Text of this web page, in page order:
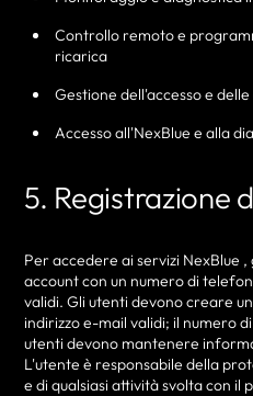
Controllo remoto e
ricarica
Gestione dell'accesso e
Accesso all'NexBlue e alla
5. Registrazione
Per accedere ai servizi NexBlue
account con un numero di
validi. Gli utenti devono creare
indirizzo e-mail validi; il numero
utenti devono mantenere
L'utente è responsabile della
e di qualsiasi attività svolta con il